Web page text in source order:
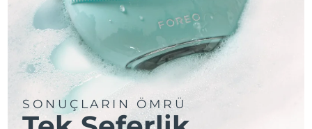
SONUÇLARIN ÖMRÜ